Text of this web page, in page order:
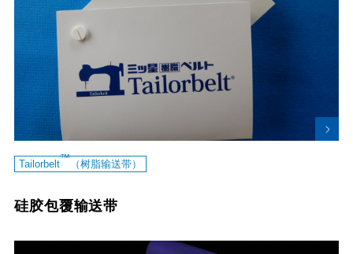
Tailorbelt™ （树脂输送带）
硅胶包覆输送带